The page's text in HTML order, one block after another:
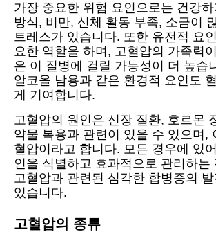
가장 중요한 위험 요인으로는 건강
방식, 비만, 신체 활동 부족, 소금이
트레스가 있습니다. 또한 유전적 요
요한 역할을 하며, 고혈압의 가족력
은 이 질병에 걸릴 가능성이 더 높습
알코올 남용과 같은 환경적 요인도
게 기여합니다.
고혈압의 원인은 신장 질환, 호르몬
약물 복용과 관련이 있을 수 있으며,
혈압이라고 합니다. 모든 경우에 있
인을 식별하고 효과적으로 관리하는
고혈압과 관련된 심각한 합병증의
있습니다.
고혈압의 종류